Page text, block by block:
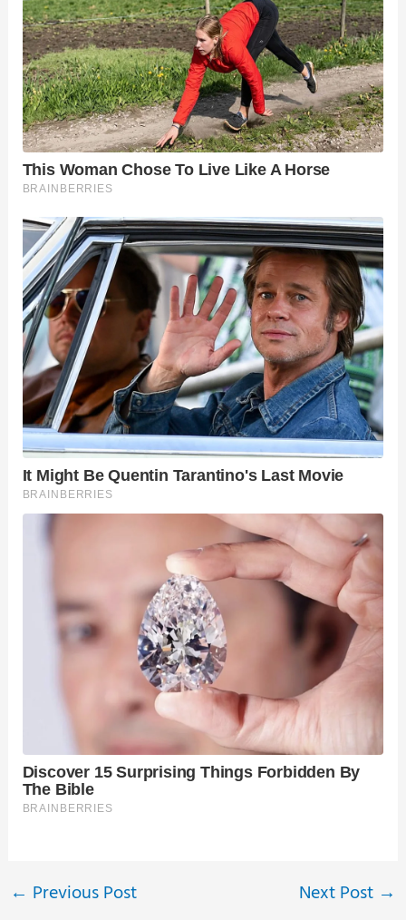
← Previous Post Next Post →